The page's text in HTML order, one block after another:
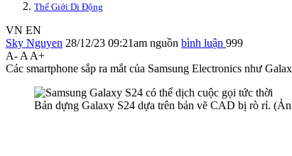
Thế Giới Di Động
VN EN
Sky Nguyen 28/12/23 09:21am nguồn bình luận 999
A- A A+
Các smartphone sắp ra mắt của Samsung Electronics như
Bản dựng Galaxy S24 dựa trên bản vẽ CAD bị rò rỉ.